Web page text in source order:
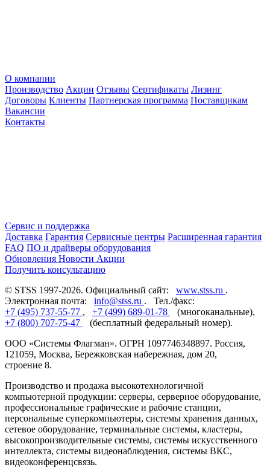
О компании
Производство Акции Отзывы Сертификаты Лизинг
Договоры Клиенты Партнерская программа Поставщикам
Вакансии
Контакты
Сервис и поддержка
Доставка Гарантия Сервисные центры Расширенная гарантия
FAQ ПО и драйверы оборудования
Обновления Новости Акции
Получить консультацию
© STSS 1997-2026. Официальный сайт: www.stss.ru .
Электронная почта: info@stss.ru . Тел./факс:
+7 (495) 737-55-77 , +7 (499) 689-01-78
(многоканальные),
+7 (800) 707-75-47
(бесплатный федеральный номер).
ООО «Системы Флагман». ОГРН 1097746348897. Россия,
121059, Москва, Бережковская набережная, дом 20,
строение 8.
Производство и продажа высокотехнологичной
компьютерной продукции: серверы, серверное оборудование,
профессиональные графические и рабочие станции,
персональные суперкомпьютеры, системы хранения данных,
сетевое оборудование, терминальные системы, кластеры,
высокопроизводительные системы, системы искусственного
интеллекта, системы видеонаблюдения, системы ВКС,
видеоконференцсвязь.